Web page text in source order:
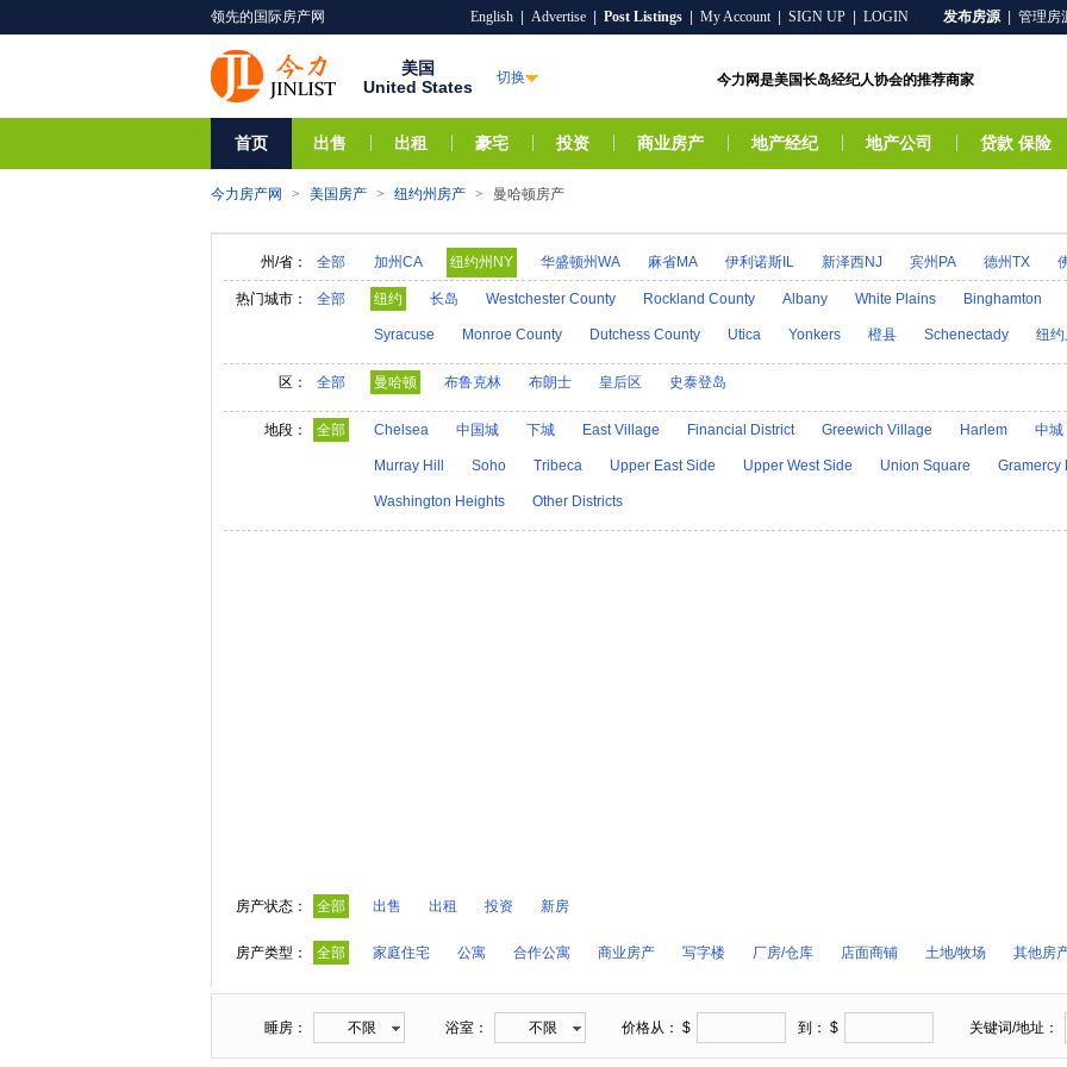
领先的国际房产网 English Advertise Post Listings My Account SIGN UP LOGIN 发布房源 管理房
美国
United States
切换 今力网是美国长岛经纪人协会的推荐商家
首页 出售 出租 豪宅 投资 商业房产 地产经纪 地产公司 贷款 保险
今力房产网 > 美国房产 > 纽约州房产 > 曼哈顿房产
州/省： 全部 加州CA 纽约州NY 华盛顿州WA 麻省MA 伊利诺斯IL 新泽西NJ 宾州PA 德州TX
阿拉巴马AL 夏威夷HI 爱达荷ID 阿拉斯加AK 印第安那IN 爱荷华IA 堪萨斯KS 肯塔基
亚利桑那AZ 阿肯色AR 密歇根MI 明尼苏达MN 密西西比MS 乔治亚GA 密苏里MO 蒙
内华达NV 新汉普郡NH 科罗拉多CO 新墨西哥NM 康州CT 北卡罗来纳州NC 北达科他
弗吉尼亚VA 西弗吉尼亚WV
热门城市： 全部 纽约 长岛 Westchester County Rockland County Albany White Plains Binghamton
Syracuse Monroe County Dutchess County Utica Yonkers 橙县 Schenectady 纽
区： 全部 曼哈顿 布鲁克林 布朗士 皇后区 史泰登岛
地段： 全部 Chelsea 中国城 下城 East Village Financial District Greewich Village Harlem 中城
Murray Hill Soho Tribeca Upper East Side Upper West Side Union Square Gramercy
Washington Heights Other Districts
房产状态： 全部 出售 出租 投资 新房
房产类型： 全部 家庭住宅 公寓 合作公寓 商业房产 写字楼 厂房/仓库 店面商铺 土地/牧场 其他房
睡房： 不限 浴室： 不限 价格从： $ 到： $ 关键词/地址：